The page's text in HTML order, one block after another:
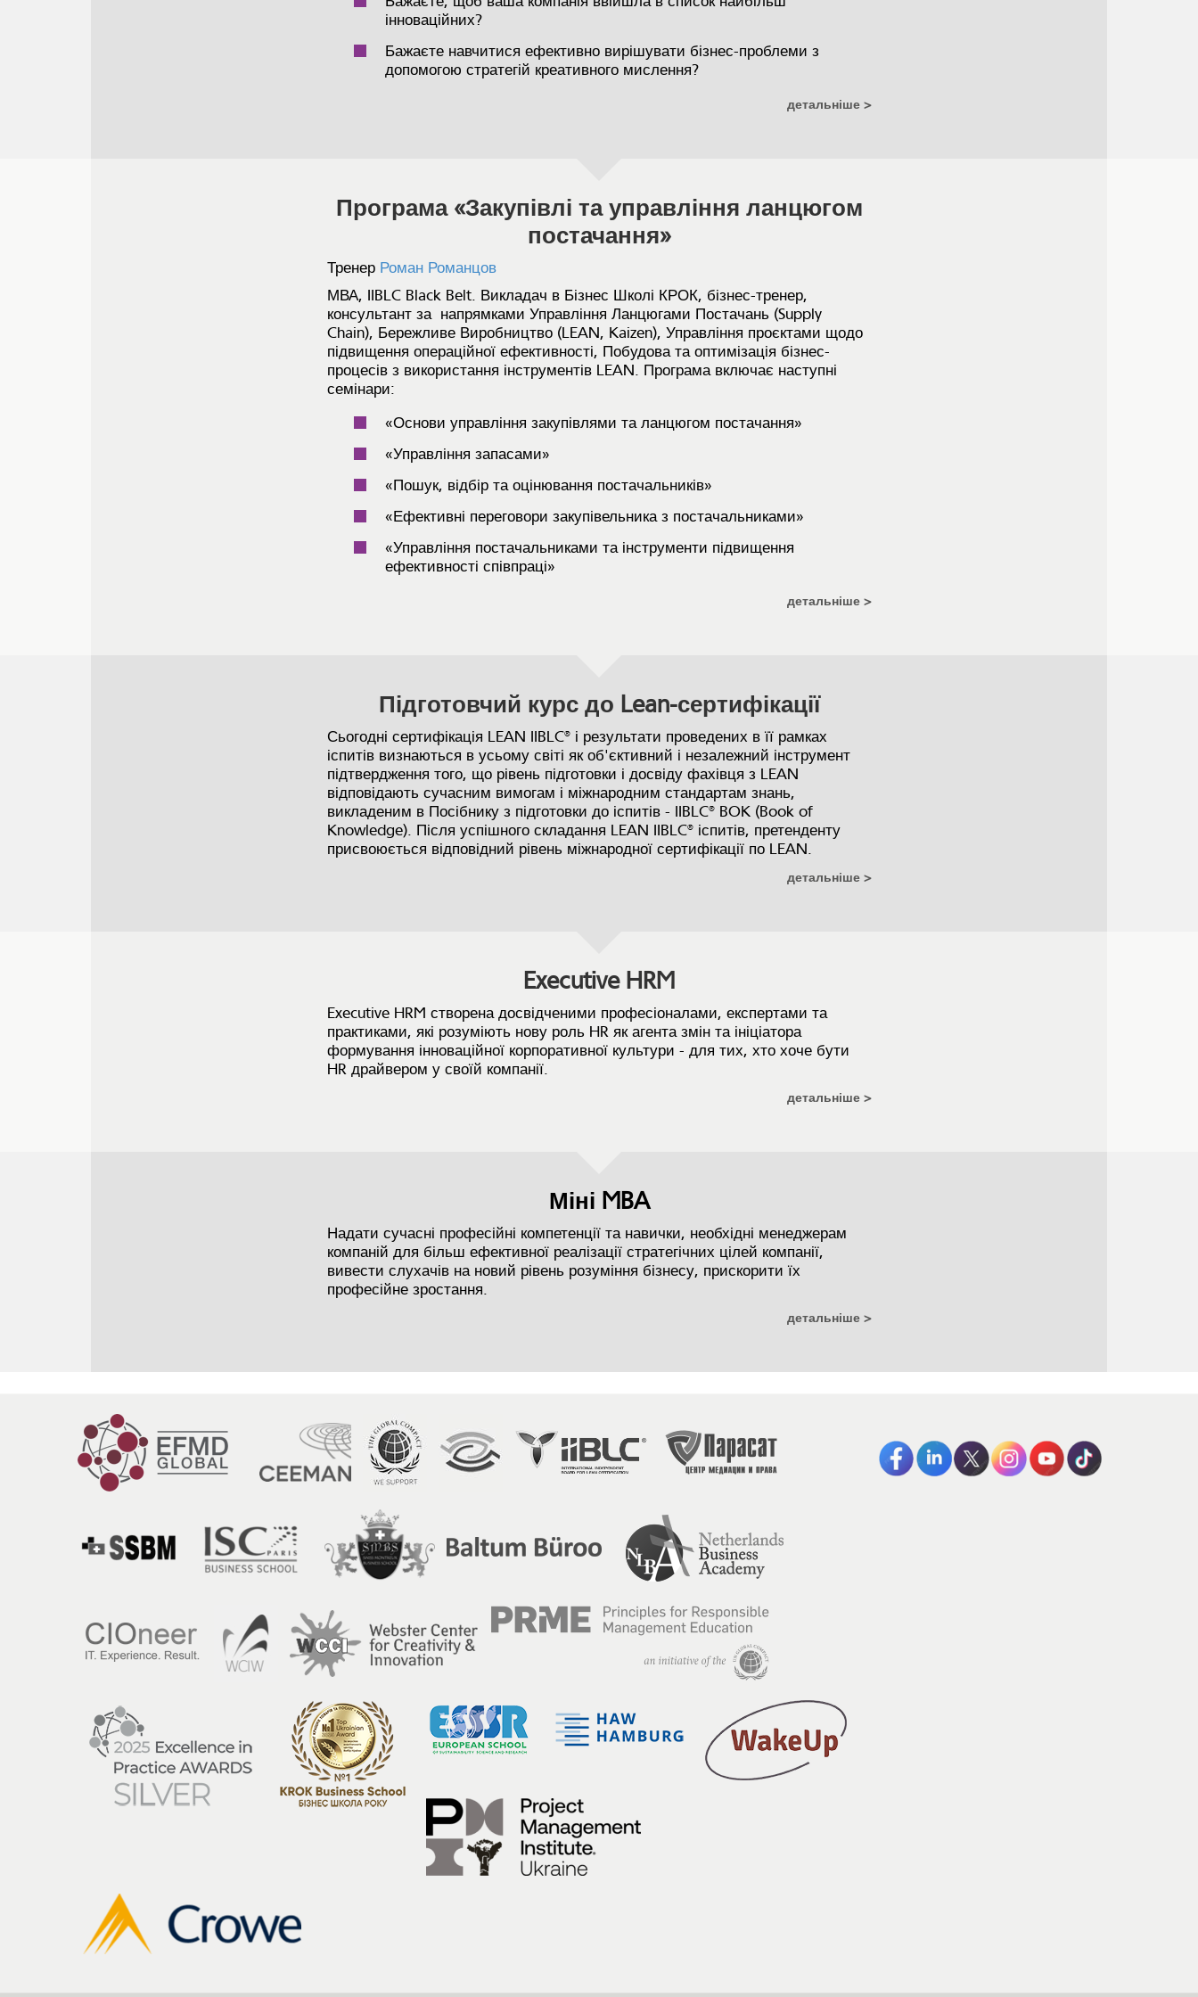
інноваційних?
Бажаєте навчитися ефективно вирішувати бізнес-проблеми з
допомогою стратегій креативного мислення?
детальніше
Програма «Закупівлі та управління ланцюгом
постачання»
Тренер Роман Романцов
МВА, IIBLC Black Belt. Викладач в Бізнес Школі КРОК, бізнес-тренер,
консультант за напрямками Управління Ланцюгами Постачань (Supply
Chain), Бережливе Виробництво (LEAN, Kaizen), Управління проєктами щодо
підвищення операційної ефективності, Побудова та оптимізація бізнес-
процесів з використання інструментів LEAN. Програма включає наступні
семінари:
«Основи управління закупівлями та ланцюгом постачання»
«Управління запасами»
«Пошук, відбір та оцінювання постачальників»
«Ефективні переговори закупівельника з постачальниками»
«Управління постачальниками та інструменти підвищення
ефективності співпраці»
детальніше
Підготовчий курс до Lean-сертифікації
Сьогодні сертифікація LEAN IIBLC® і результати проведених в її рамках
іспитів визнаються в усьому світі як об'єктивний і незалежний інструмент
підтвердження того, що рівень підготовки і досвіду фахівця з LEAN
відповідають сучасним вимогам і міжнародним стандартам знань,
викладеним в Посібнику з підготовки до іспитів - IIBLC® BOK (Book of
Knowledge). Після успішного складання LEAN IIBLC® іспитів, претенденту
присвоюється відповідний рівень міжнародної сертифікації по LEAN.
детальніше
Executive HRM
Executive HRM створена досвідченими професіоналами, експертами та
практиками, які розуміють нову роль HR як агента змін та ініціатора
формування інноваційної корпоративної культури - для тих, хто хоче бути
HR драйвером у своїй компанії.
детальніше
Міні MBA
Надати сучасні професійні компетенції та навички, необхідні менеджерам
компаній для більш ефективної реалізації стратегічних цілей компанії,
вивести слухачів на новий рівень розуміння бізнесу, прискорити їх
професійне зростання.
детальніше